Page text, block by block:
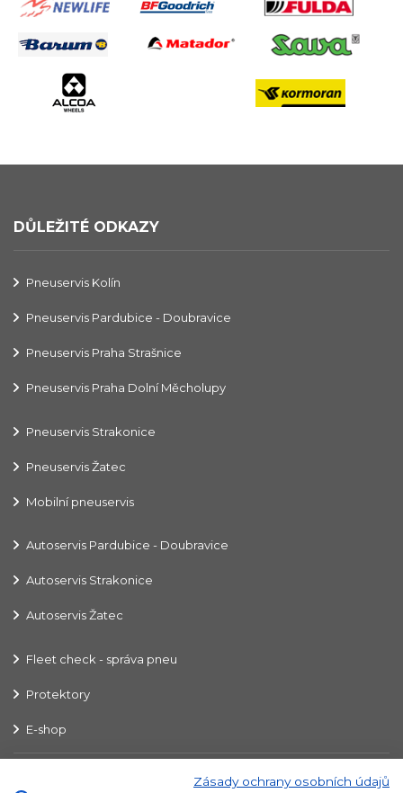
DŮLEŽITÉ ODKAZY
Pneuservis Kolín
Pneuservis Pardubice - Doubravice
Pneuservis Praha Strašnice
Pneuservis Praha Dolní Měcholupy
Pneuservis Strakonice
Pneuservis Žatec
Mobilní pneuservis
Autoservis Pardubice - Doubravice
Autoservis Strakonice
Autoservis Žatec
Fleet check - správa pneu
Protektory
E-shop
K.A.L.T. Pneu, a.s. © 2020
Zásady ochrany osobních údajů